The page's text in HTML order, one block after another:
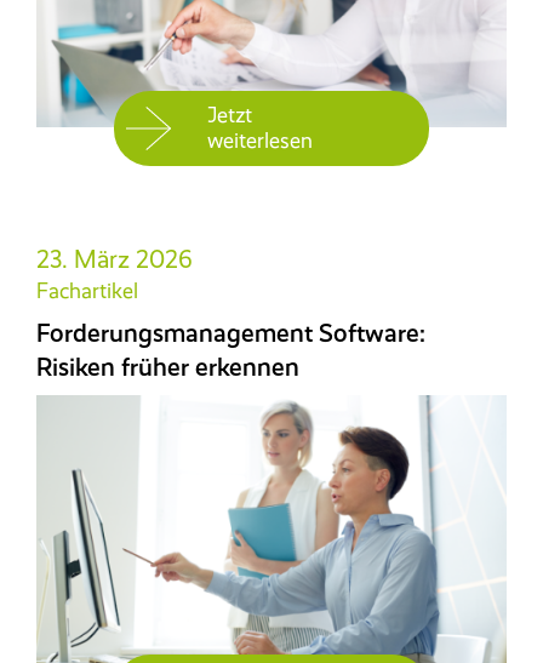
Jetzt
weiterlesen
23. März 2026
Fachartikel
Forderungsmanagement Software:
Risiken früher erkennen